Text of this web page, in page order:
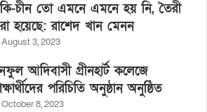
চীন তো এমনে এমনে হয় নি, তৈরী
হয়েছে: রাশেদ খান মেনন
August 3, 2023
আদিবাসী গ্রীনহার্ট কলেজে
পরিচিতি অনুষ্ঠান অনুষ্ঠিত
October 8, 2023